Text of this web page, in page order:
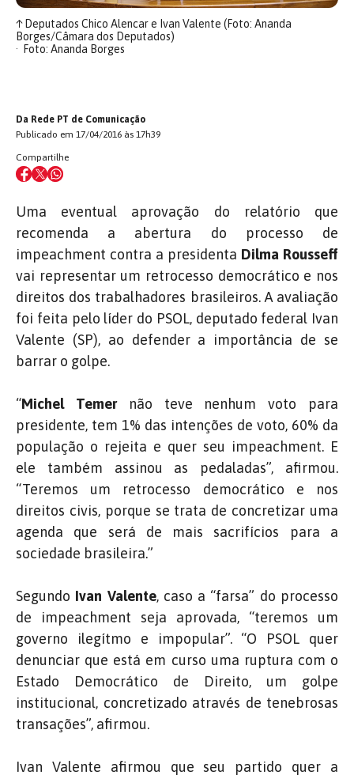
↑Deputados Chico Alencar e Ivan Valente (Foto: Ananda
Borges/Câmara dos Deputados)
Foto: Ananda Borges
Da Rede PT de Comunicação
Publicado em 17/04/2016 às 17h39
Compartilhe
Uma eventual aprovação do relatório que
recomenda a abertura do processo de
impeachment contra a presidenta Dilma Rousseff
vai representar um retrocesso democrático e nos
direitos dos trabalhadores brasileiros. A avaliação
foi feita pelo líder do PSOL, deputado federal Ivan
Valente (SP), ao defender a importância de se
barrar o golpe.
“Michel Temernão teve nenhum voto para
presidente, tem 1% das intenções de voto, 60% da
população o rejeita e quer seu impeachment. E
ele também assinou as pedaladas”, afirmou.
“Teremos um retrocesso democrático e nos
direitos civis, porque se trata de concretizar uma
agenda que será de mais sacrifícios para a
sociedade brasileira.”
Segundo Ivan Valente, caso a “farsa” do processo
de impeachment seja aprovada, “teremos um
governo ilegítmo e impopular”. “O PSOL quer
denunciar que está em curso uma ruptura com o
Estado Democrático de Direito, um golpe
institucional, concretizado através de tenebrosas
transações”, afirmou.
Ivan Valente afirmou que seu partido quer a